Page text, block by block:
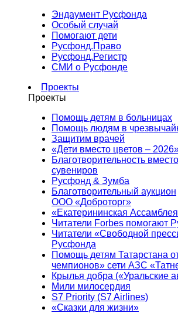
Эндаумент Русфонда
Особый случай
Помогают дети
Русфонд.Право
Русфонд.Регистр
СМИ о Русфонде
Проекты
Проекты
Помощь детям в больницах
Помощь людям в
Защитим врачей
«Дети вместо цветов –
Благотворительность
сувениров
Русфонд & Зумба
Благотворительный аукцион
ООО «Доброторг»
«Екатерининская
Читатели Forbes помогают
Читатели «Свободной
Русфонда
Помощь детям Татарстана
чемпионов» сети АЗС
Крылья добра («Уральские
Мили милосердия
S7 Priority (S7 Airlines)
«Сказки для жизни»